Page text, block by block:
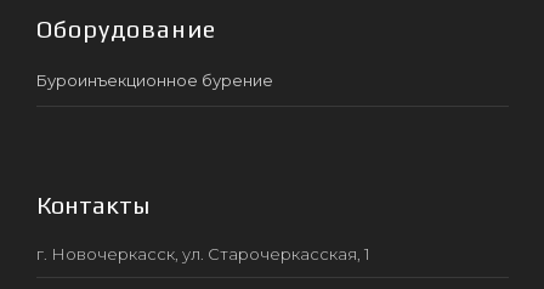
Оборудование
Буроинъекционное бурение
Контакты
г. Новочеркасск, ул. Старочеркасская, 1